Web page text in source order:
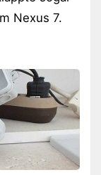
Nexus 7.